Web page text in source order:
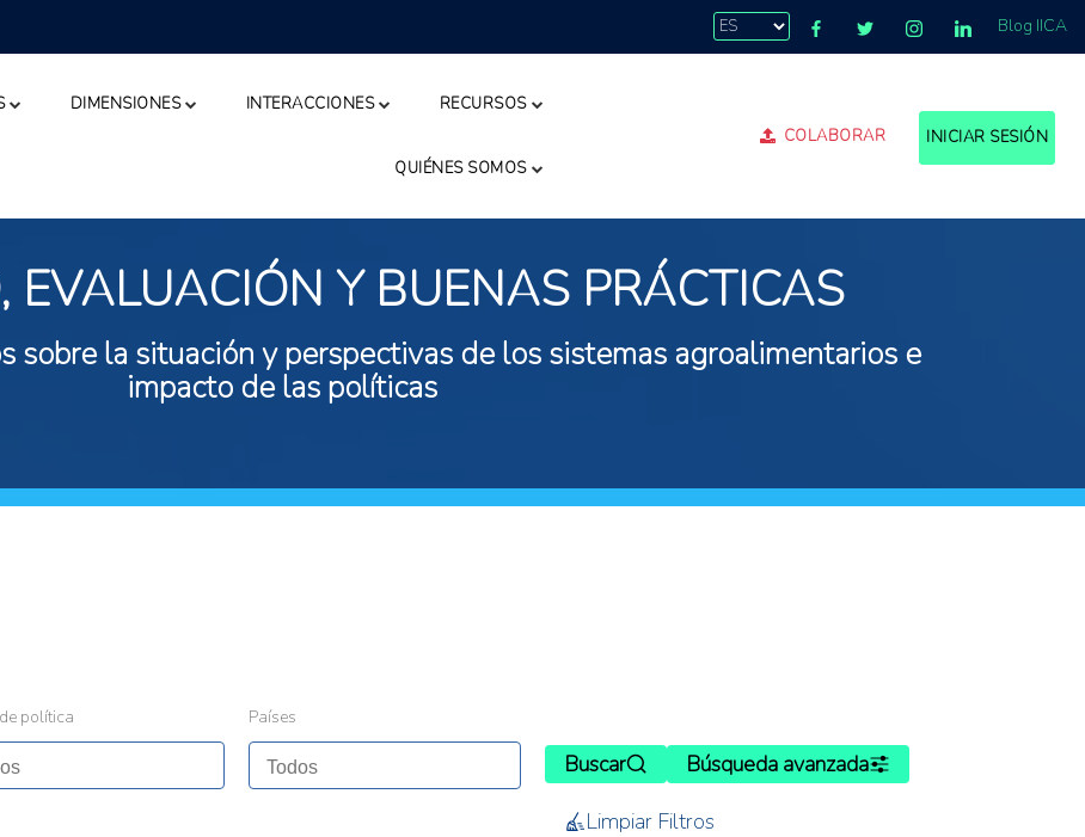
Blog IICA
DIMENSIONES INTERACCIONES RECURSOS
QUIÉNES SOMOS
COLABORAR INICIAR SESIÓN
EVALUACIÓN Y BUENAS PRÁCTICAS
sobre la situación y perspectivas de los sistemas agroalimentarios e
impacto de las políticas
política Países
Buscar
Búsqueda avanzada
Limpiar Filtros